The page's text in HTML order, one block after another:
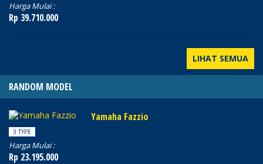
Harga Mulai :
Rp 39.710.000
LIHAT SEMUA
RANDOM MODEL
Yamaha Fazzio
3 TYPE
Harga Mulai :
Rp 23.195.000